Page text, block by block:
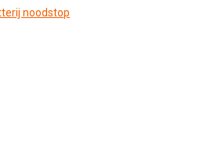
noodstop